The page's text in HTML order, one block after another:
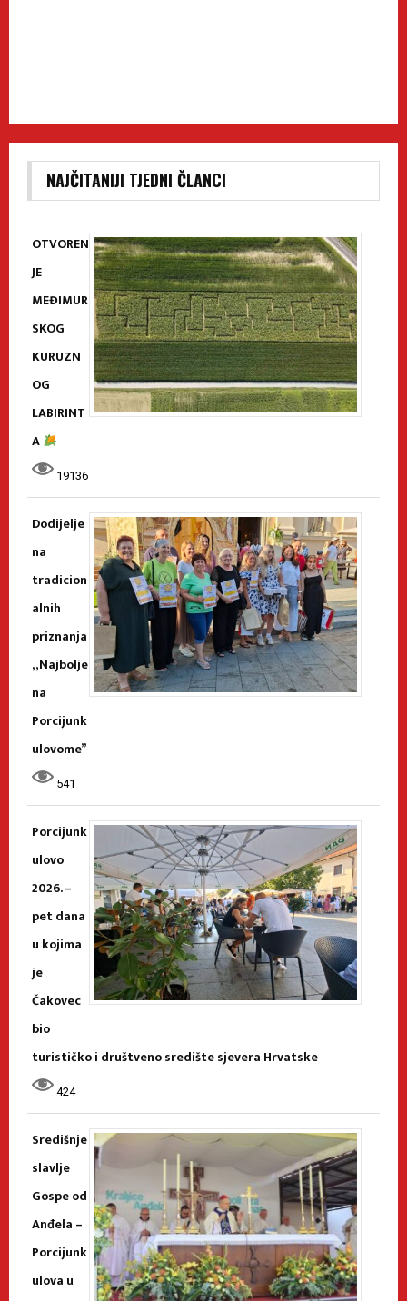
NAJČITANIJI TJEDNI ČLANCI
OTVOREN
JE
MEĐIMUR
SKOG
KURUZN
OG
LABIRINT
A
19136
Dodijelje
na
tradicion
alnih
priznanja
„Najbolje
na
Porcijunk
ulovome”
541
Porcijunk
ulovo
2026. –
pet dana
u kojima
je
Čakovec
bio
turističko i društveno središte sjevera Hrvatske
424
Središnje
slavlje
Gospe od
Anđela –
Porcijunk
ulova u